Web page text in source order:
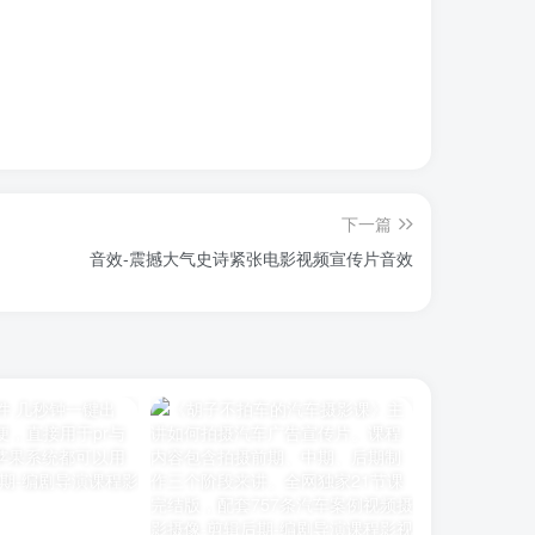
下一篇
音效-震撼大气史诗紧张电影视频宣传片音效